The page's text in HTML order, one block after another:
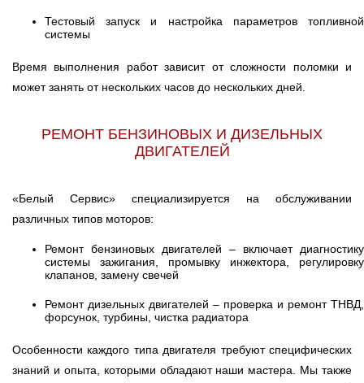
Тестовый запуск и настройка параметров топливной
системы
Время выполнения работ зависит от сложности поломки и
может занять от нескольких часов до нескольких дней.
РЕМОНТ БЕНЗИНОВЫХ И ДИЗЕЛЬНЫХ
ДВИГАТЕЛЕЙ
«Белый Сервис» специализируется на обслуживании
различных типов моторов:
Ремонт бензиновых двигателей – включает диагностику
системы зажигания, промывку инжектора, регулировку
клапанов, замену свечей
Ремонт дизельных двигателей – проверка и ремонт ТНВД,
форсунок, турбины, чистка радиатора
Особенности каждого типа двигателя требуют специфических
знаний и опыта, которыми обладают наши мастера. Мы также